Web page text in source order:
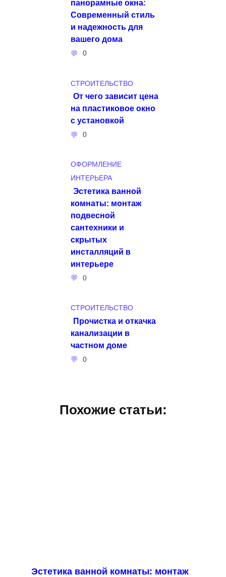
панорамные окна:
Современный стиль
и надежность для
вашего дома
0
СТРОИТЕЛЬСТВО
От чего зависит цена
на пластиковое окно
с установкой
0
ОФОРМЛЕНИЕ
ИНТЕРЬЕРА
Эстетика ванной
комнаты: монтаж
подвесной
сантехники и
скрытых
инсталляций в
интерьере
0
СТРОИТЕЛЬСТВО
Прочистка и откачка
канализации в
частном доме
0
Похожие статьи:
Эстетика ванной комнаты: монтаж